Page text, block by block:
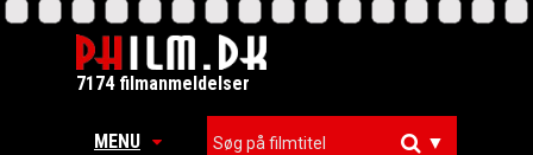
7174 filmanmeldelser
MENU ▼